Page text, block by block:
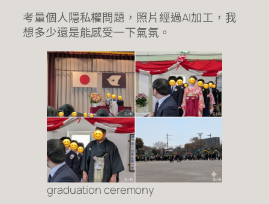
考量個人隱私權問題，照片經過AI加工，我
想多少還是能感受一下氣氛。
graduation ceremony